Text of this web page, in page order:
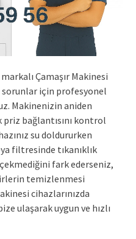
Çamaşır Makinesi
sorunlar için profesyonel
Makinenizin aniden
bağlantısını kontrol
su doldururken
filtresinde tıkanıklık
fark ederseniz,
temizlenmesi
cihazlarınızda
ulaşarak uygun ve hızlı